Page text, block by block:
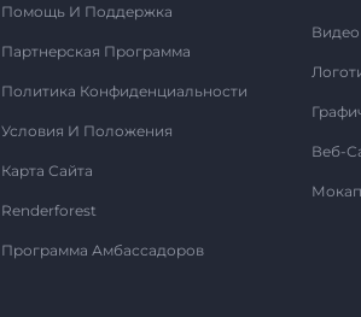
Помощь И Поддержка
Партнерская Программа
Политика Конфиденциальности
Условия И Положения
Карта Сайта
Renderforest
Программа Амбассадоров
Видео
Веб-
Мокап